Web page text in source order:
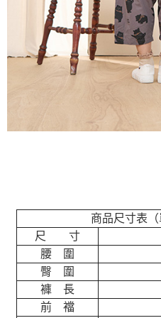
商品尺寸表（
尺 寸
腰 圍
臀 圍
褲 長
前 襠